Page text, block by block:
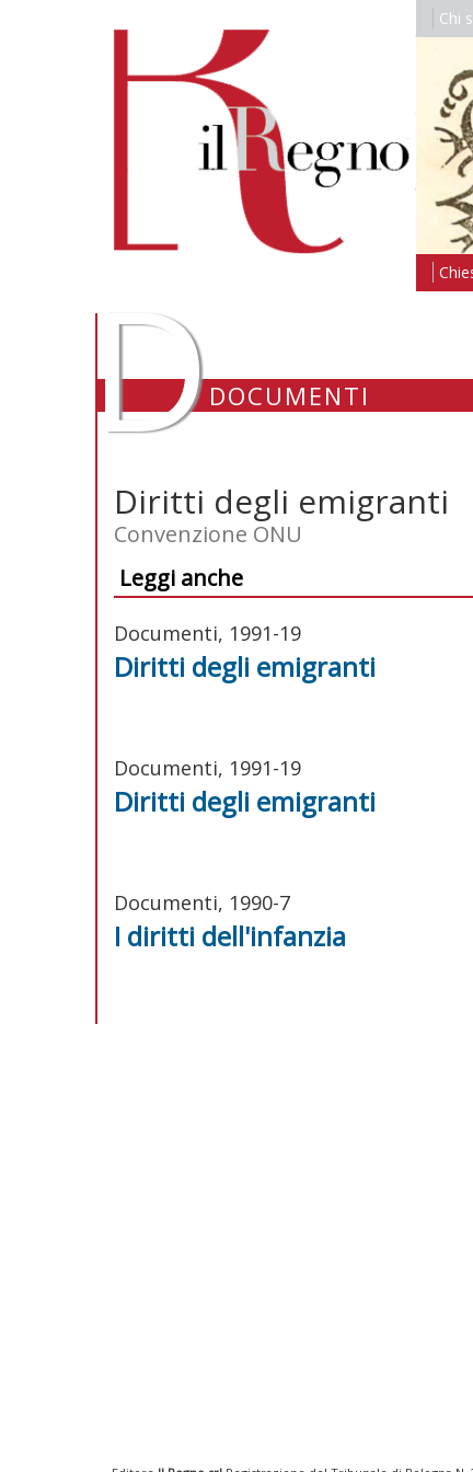
Chi
DDOCUMENTI
Diritti degli emigranti
Convenzione ONU
Leggi anche
Documenti, 1991-19
Diritti degli emigranti
Documenti, 1991-19
Diritti degli emigranti
Documenti, 1990-7
I diritti dell'infanzia